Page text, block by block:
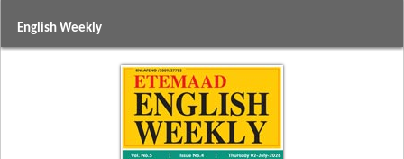
English Weekly